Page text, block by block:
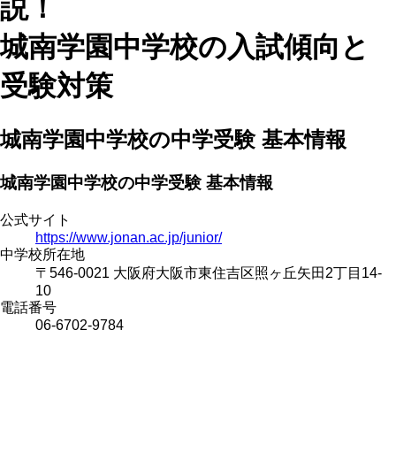
説！
城南学園中学校の入試傾向と
受験対策
城南学園中学校の中学受験 基本情報
城南学園中学校の中学受験 基本情報
公式サイト
https://www.jonan.ac.jp/junior/
中学校所在地
〒546-0021 大阪府大阪市東住吉区照ヶ丘矢田2丁目14-
10
電話番号
06-6702-9784